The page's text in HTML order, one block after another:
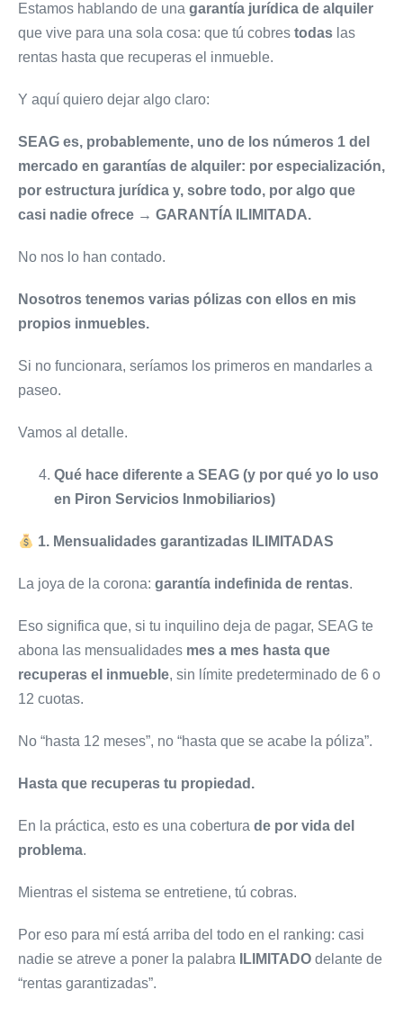
Estamos hablando de una garantía jurídica de alquiler
que vive para una sola cosa: que tú cobres todas las
rentas hasta que recuperas el inmueble.
Y aquí quiero dejar algo claro:
SEAG es, probablemente, uno de los números 1 del
mercado en garantías de alquiler: por especialización,
por estructura jurídica y, sobre todo, por algo que
casi nadie ofrece → GARANTÍA ILIMITADA.
No nos lo han contado.
Nosotros tenemos varias pólizas con ellos en mis
propios inmuebles.
Si no funcionara, seríamos los primeros en mandarles a
paseo.
Vamos al detalle.
Qué hace diferente a SEAG (y por qué yo lo uso
en Piron Servicios Inmobiliarios)
1. Mensualidades garantizadas ILIMITADAS
La joya de la corona: garantía indefinida de rentas.
Eso significa que, si tu inquilino deja de pagar, SEAG te
abona las mensualidades mes a mes hasta que
recuperas el inmueble, sin límite predeterminado de 6 o
12 cuotas.
No “hasta 12 meses”, no “hasta que se acabe la póliza”.
Hasta que recuperas tu propiedad.
En la práctica, esto es una cobertura de por vida del
problema.
Mientras el sistema se entretiene, tú cobras.
Por eso para mí está arriba del todo en el ranking: casi
nadie se atreve a poner la palabra
ILIMITADO delante de
“rentas garantizadas”.